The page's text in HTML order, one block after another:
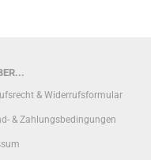
& Widerrufsformular
& Zahlungsbedingungen